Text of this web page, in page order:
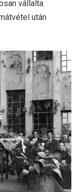
vállalta
után